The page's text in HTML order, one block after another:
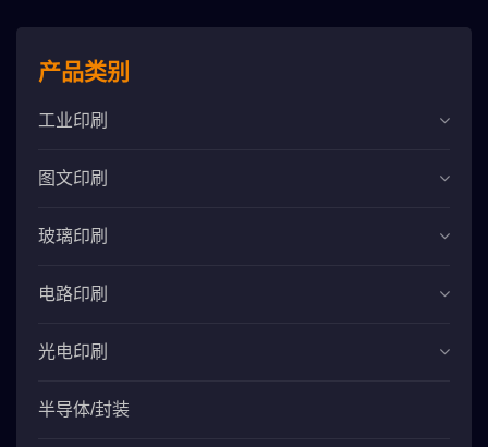
产品类别
工业印刷
图文印刷
玻璃印刷
电路印刷
光电印刷
半导体/封装